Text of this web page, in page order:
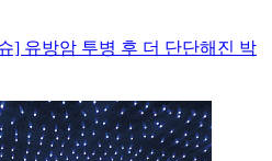
] 유방암 투병 후 더 단단해진 박